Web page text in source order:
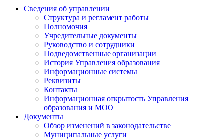
Сведения об управлении
Структура и регламент работы
Полномочия
Учредительные документы
Руководство и сотрудники
Подведомственные организации
История Управления образования
Информационные системы
Реквизиты
Контакты
Информационная открытость Управления
образования и МОО
Документы
Обзор изменений в законодательстве
Муниципальные услуги